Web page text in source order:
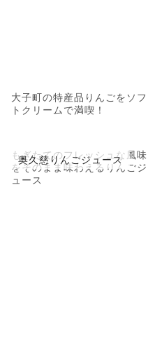
大子町の特産品りんごをソフ
トクリームで満喫！
奥久慈りんごジュース
もぎたてのフレッシュな風味
をそのまま味わえるりんごジ
ュース